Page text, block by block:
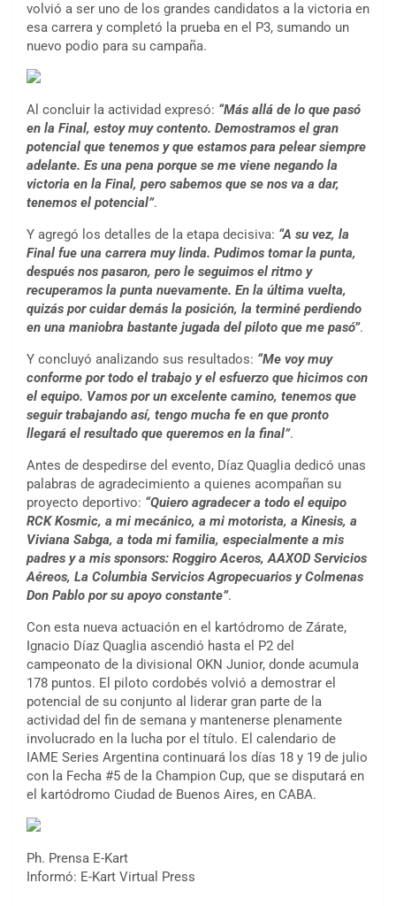
volvió a ser uno de los grandes candidatos a la victoria en
esa carrera y completó la prueba en el P3, sumando un
nuevo podio para su campaña.
Al concluir la actividad expresó: “Más allá de lo que pasó
en la Final, estoy muy contento. Demostramos el gran
potencial que tenemos y que estamos para pelear siempre
adelante. Es una pena porque se me viene negando la
victoria en la Final, pero sabemos que se nos va a dar,
tenemos el potencial”.
Y agregó los detalles de la etapa decisiva: “A su vez, la
Final fue una carrera muy linda. Pudimos tomar la punta,
después nos pasaron, pero le seguimos el ritmo y
recuperamos la punta nuevamente. En la última vuelta,
quizás por cuidar demás la posición, la terminé perdiendo
en una maniobra bastante jugada del piloto que me pasó”.
Y concluyó analizando sus resultados: “Me voy muy
conforme por todo el trabajo y el esfuerzo que hicimos con
el equipo. Vamos por un excelente camino, tenemos que
seguir trabajando así, tengo mucha fe en que pronto
llegará el resultado que queremos en la final”.
Antes de despedirse del evento, Díaz Quaglia dedicó unas
palabras de agradecimiento a quienes acompañan su
proyecto deportivo: “Quiero agradecer a todo el equipo
RCK Kosmic, a mi mecánico, a mi motorista, a Kinesis, a
Viviana Sabga, a toda mi familia, especialmente a mis
padres y a mis sponsors: Roggiro Aceros, AAXOD Servicios
Aéreos, La Columbia Servicios Agropecuarios y Colmenas
Don Pablo por su apoyo constante”.
Con esta nueva actuación en el kartódromo de Zárate,
Ignacio Díaz Quaglia ascendió hasta el P2 del
campeonato de la divisional OKN Junior, donde acumula
178 puntos. El piloto cordobés volvió a demostrar el
potencial de su conjunto al liderar gran parte de la
actividad del fin de semana y mantenerse plenamente
involucrado en la lucha por el título. El calendario de
IAME Series Argentina continuará los días 18 y 19 de julio
con la Fecha #5 de la Champion Cup, que se disputará en
el kartódromo Ciudad de Buenos Aires, en CABA.
Ph. Prensa E-Kart
Informó: E-Kart Virtual Press
COBERTURA ESPECIAL DE E-KART.COM.AR